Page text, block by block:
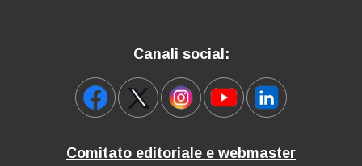
Canali social:
Comitato editoriale e webmaster